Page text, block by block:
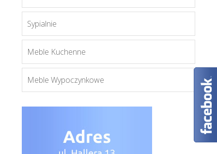
Sypialnie
Meble Kuchenne
Meble Wypoczynkowe